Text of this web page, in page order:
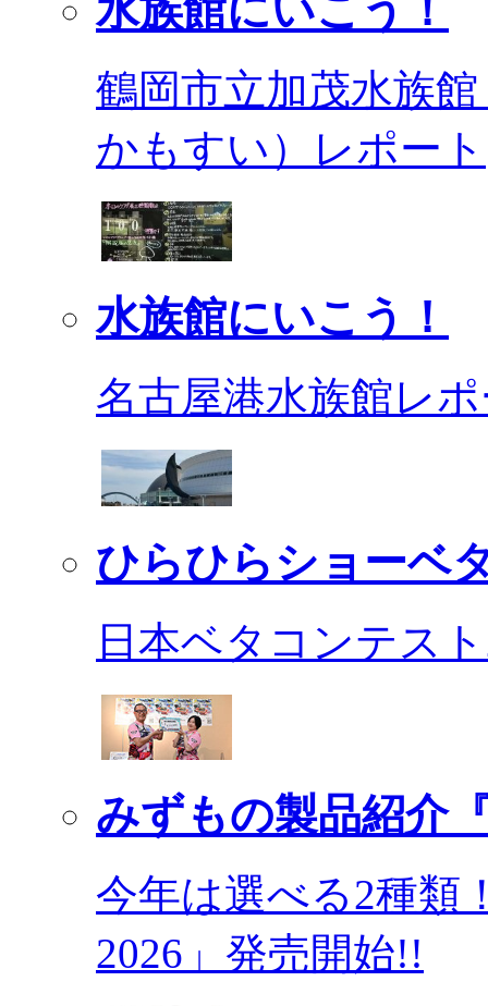
水族館にいこう！
鶴岡市立加茂水族
かもすい）レポート
水族館にいこう！
名古屋港水族館レ
ひらひらショーベ
日本ベタコンテス
みずもの製品紹介
今年は選べる2種類
2026」発売開始!!